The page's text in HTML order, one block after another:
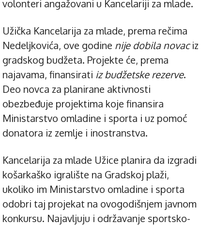
volonteri angažovani u Kancelariji za mlade.
Užička Kancelarija za mlade, prema rečima
Nedeljkovića, ove godine nije dobila novaciz
gradskog budžeta. Projekte će, prema
najavama, finansirati iz budžetske rezerve.
Deo novca za planirane aktivnosti
obezbeđuje projektima koje finansira
Ministarstvo omladine i sporta i uz pomoć
donatora iz zemlje i inostranstva.
Kancelarija za mlade Užice planira da izgradi
košarkaško igralište na Gradskoj plaži,
ukoliko im Ministarstvo omladine i sporta
odobri taj projekat na ovogodišnjem javnom
konkursu. Najavljuju i održavanje sportsko-